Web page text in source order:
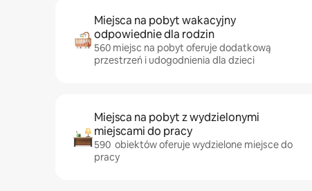
Miejsca na pobyt wakacyjny
odpowiednie dla rodzin
560 miejsc na pobyt oferuje dodatkową
przestrzeń i udogodnienia dla dzieci
Miejsca na pobyt z wydzielonymi
miejscami do pracy
590 obiektów oferuje wydzielone miejsce do
pracy